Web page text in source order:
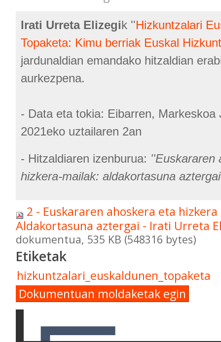
Irati Urreta Elizegik ''Hizkuntzalari
Topaketa: Kimu berriak Euskal
jardunaldian emandako hitzaldian
aurkezpena.
- Data eta tokia: Eibarren, Markeskoa
2021eko uztailaren 2an
- Hitzaldiaren izenburua: ''Euskararen
hizkera-mailak: aldakortasuna
2 - Euskararen ahoskera eta
Aldakortasuna aztergai - Irati Urreta
dokumentua, 535 KB (548316 bytes)
Etiketak
hizkuntzalari_euskaldunen_topaketa
Dokumentuan moldaketak egin